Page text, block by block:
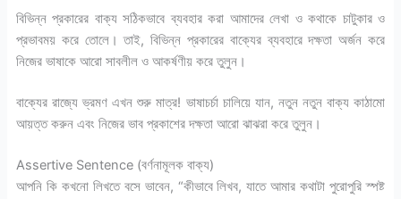
বিভিন্ন প্রকারের বাক্য সঠিকভাবে ব্যবহার করা আমাদের লেখা ও কথাকে চাটুকার ও
প্রভাবময় করে তোলে। তাই, বিভিন্ন প্রকারের বাক্যের ব্যবহারে দক্ষতা অর্জন করে
নিজের ভাষাকে আরো সাবলীল ও আকর্ষণীয় করে তুলুন।
বাক্যের রাজ্যে ভ্রমণ এখন শুরু মাত্র! ভাষাচর্চা চালিয়ে যান, নতুন নতুন বাক্য কাঠামো
আয়ত্ত করুন এবং নিজের ভাব প্রকাশের দক্ষতা আরো ঝাঝরা করে তুলুন।
Assertive Sentence (বর্ণনামূলক বাক্য)
আপনি কি কখনো লিখতে বসে ভাবেন, “কীভাবে লিখব, যাতে আমার কথাটা পুরোপুরি স্পষ্ট